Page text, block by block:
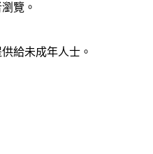
覽。
給未成年人士。